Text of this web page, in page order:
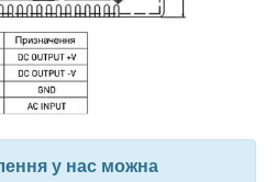
у нас можна